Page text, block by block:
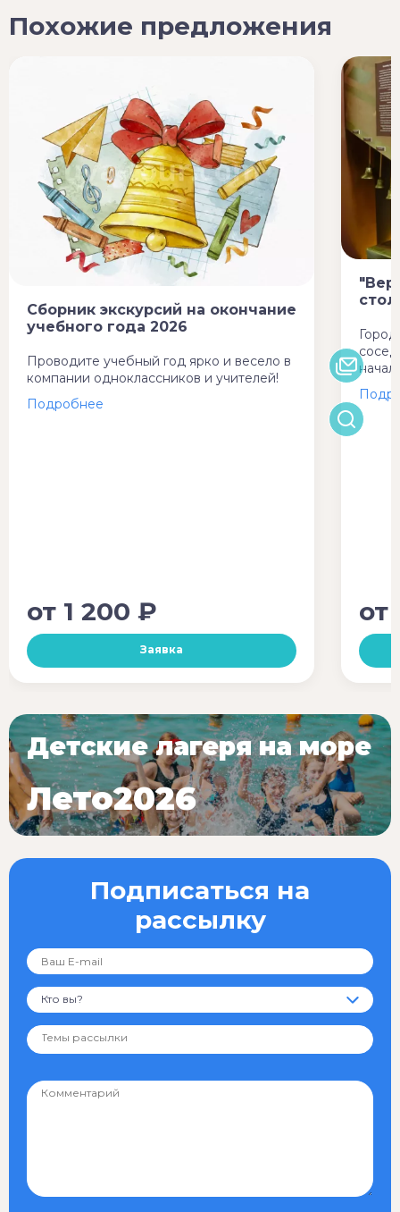
Похожие предложения
Сборник экскурсий на окончание
учебного года 2026
Проводите учебный год ярко и весело в
компании одноклассников и учителей!
от 1 200 ₽
Заявка
от
Подписаться на
рассылку
Кто вы?
Детские лагеря на море
Лето2026